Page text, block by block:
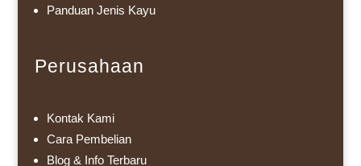
Panduan Jenis Kayu
Perusahaan
Kontak Kami
Cara Pembelian
Blog & Info Terbaru